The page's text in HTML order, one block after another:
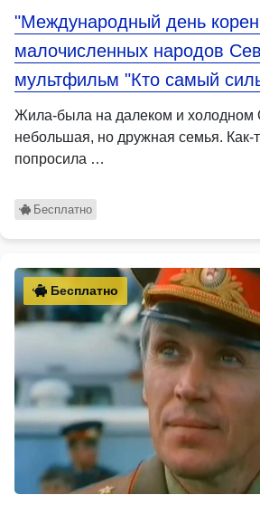
"Международный день
малочисленных народов
мультфильм "Кто самый
Жила-была на далеком и холодном
небольшая, но дружная семья. Как-
попросила …
Бесплатно
Бесплатно